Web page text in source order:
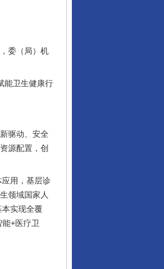
委（局）机
能卫生健康行
驱动、安全
源配置，创
用，基层诊
领域国家人
实现全覆
+医疗卫